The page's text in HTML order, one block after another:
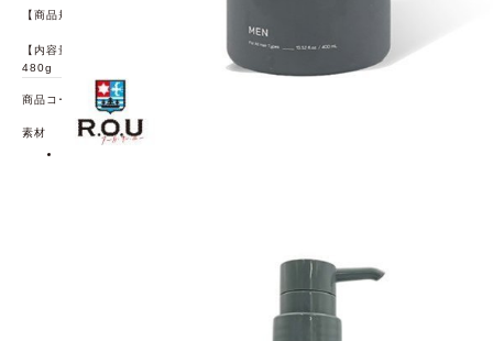
【商品規格】サイズ:(約)90×195×82mm
【内容量】
480g
商品コード
素材
トール、チョウジエキス、オウゴンエキス、ジラウロイ
ルグルタミン酸リシンナトリウム液、カルボキシメチル
ンジオール、１，3-ブチレングリコール、2-オクチルド